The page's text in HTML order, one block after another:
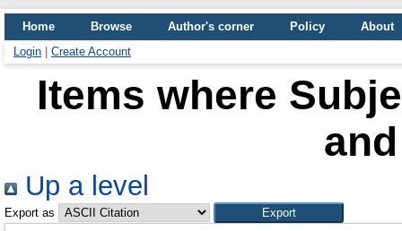
Home Browse Author's corner Policy
About
Login
Create Account
Items where
Up a level
Export as